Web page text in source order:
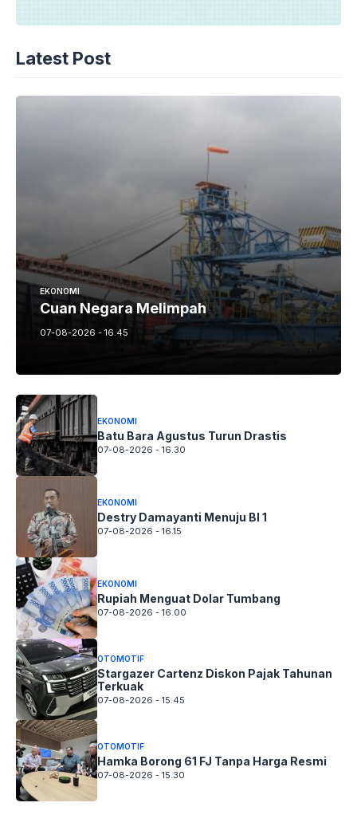
Latest Post
EKONOMI
Cuan Negara Melimpah
07-08-2026 - 16.45
EKONOMI
Batu Bara Agustus Turun Drastis
07-08-2026 - 16.30
EKONOMI
Destry Damayanti Menuju BI 1
07-08-2026 - 16.15
EKONOMI
Rupiah Menguat Dolar Tumbang
07-08-2026 - 16.00
OTOMOTIF
Stargazer Cartenz Diskon Pajak Tahunan
Terkuak
07-08-2026 - 15.45
OTOMOTIF
Hamka Borong 61 FJ Tanpa Harga Resmi
07-08-2026 - 15.30